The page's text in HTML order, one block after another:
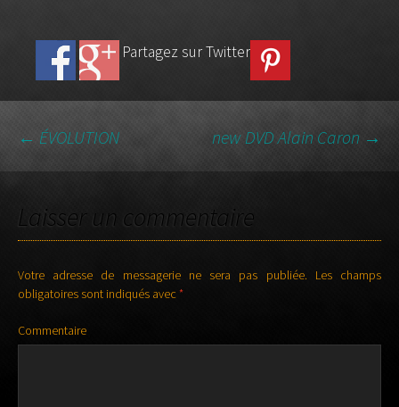
Partagez sur Twitter
NAVIGATION DES
ARTICLES
← ÉVOLUTION new DVD Alain Caron →
Laisser un commentaire
Votre adresse de messagerie ne sera pas publiée. Les champs
obligatoires sont indiqués avec*
Commentaire